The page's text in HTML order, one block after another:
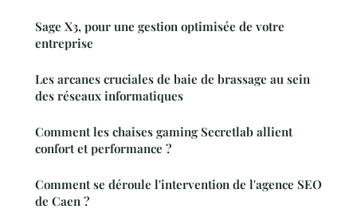
Sage X3, pour une gestion optimisée de votre
entreprise
Les arcanes cruciales de baie de brassage au sein
des réseaux informatiques
Comment les chaises gaming Secretlab allient
confort et performance ?
Comment se déroule l'intervention de l'agence SEO
de Caen ?